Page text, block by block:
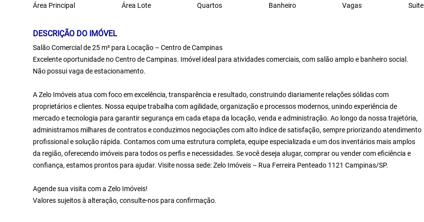
Área Principal
Área Lote
Quartos
Banheiro
Vagas
Suite
DESCRIÇÃO DO IMÓVEL
Salão Comercial de 25 m² para Locação – Centro de Campinas
Excelente oportunidade no Centro de Campinas. Imóvel ideal para atividades comerciais, com salão amplo e banheiro social.
Não possui vaga de estacionamento.
A Zelo Imóveis atua com foco em excelência, transparência e resultado, construindo diariamente relações sólidas com
proprietários e clientes. Nossa equipe trabalha com agilidade, organização e processos modernos, unindo experiência de
mercado e tecnologia para garantir segurança em cada etapa da locação, venda e administração. Ao longo da nossa trajetória,
administramos milhares de contratos e conduzimos negociações com alto índice de satisfação, sempre priorizando atendimento
profissional e solução rápida. Contamos com uma estrutura completa, equipe especializada e um dos inventários mais amplos
da região, oferecendo imóveis para todos os perfis e necessidades. Se você deseja alugar, comprar ou vender com eficiência e
confiança, estamos prontos para ajudar. Visite nossa sede: Zelo Imóveis – Rua Ferreira Penteado 1121 Campinas/SP.
Agende sua visita com a Zelo Imóveis!
Valores sujeitos à alteração, consulte-nos para confirmação.